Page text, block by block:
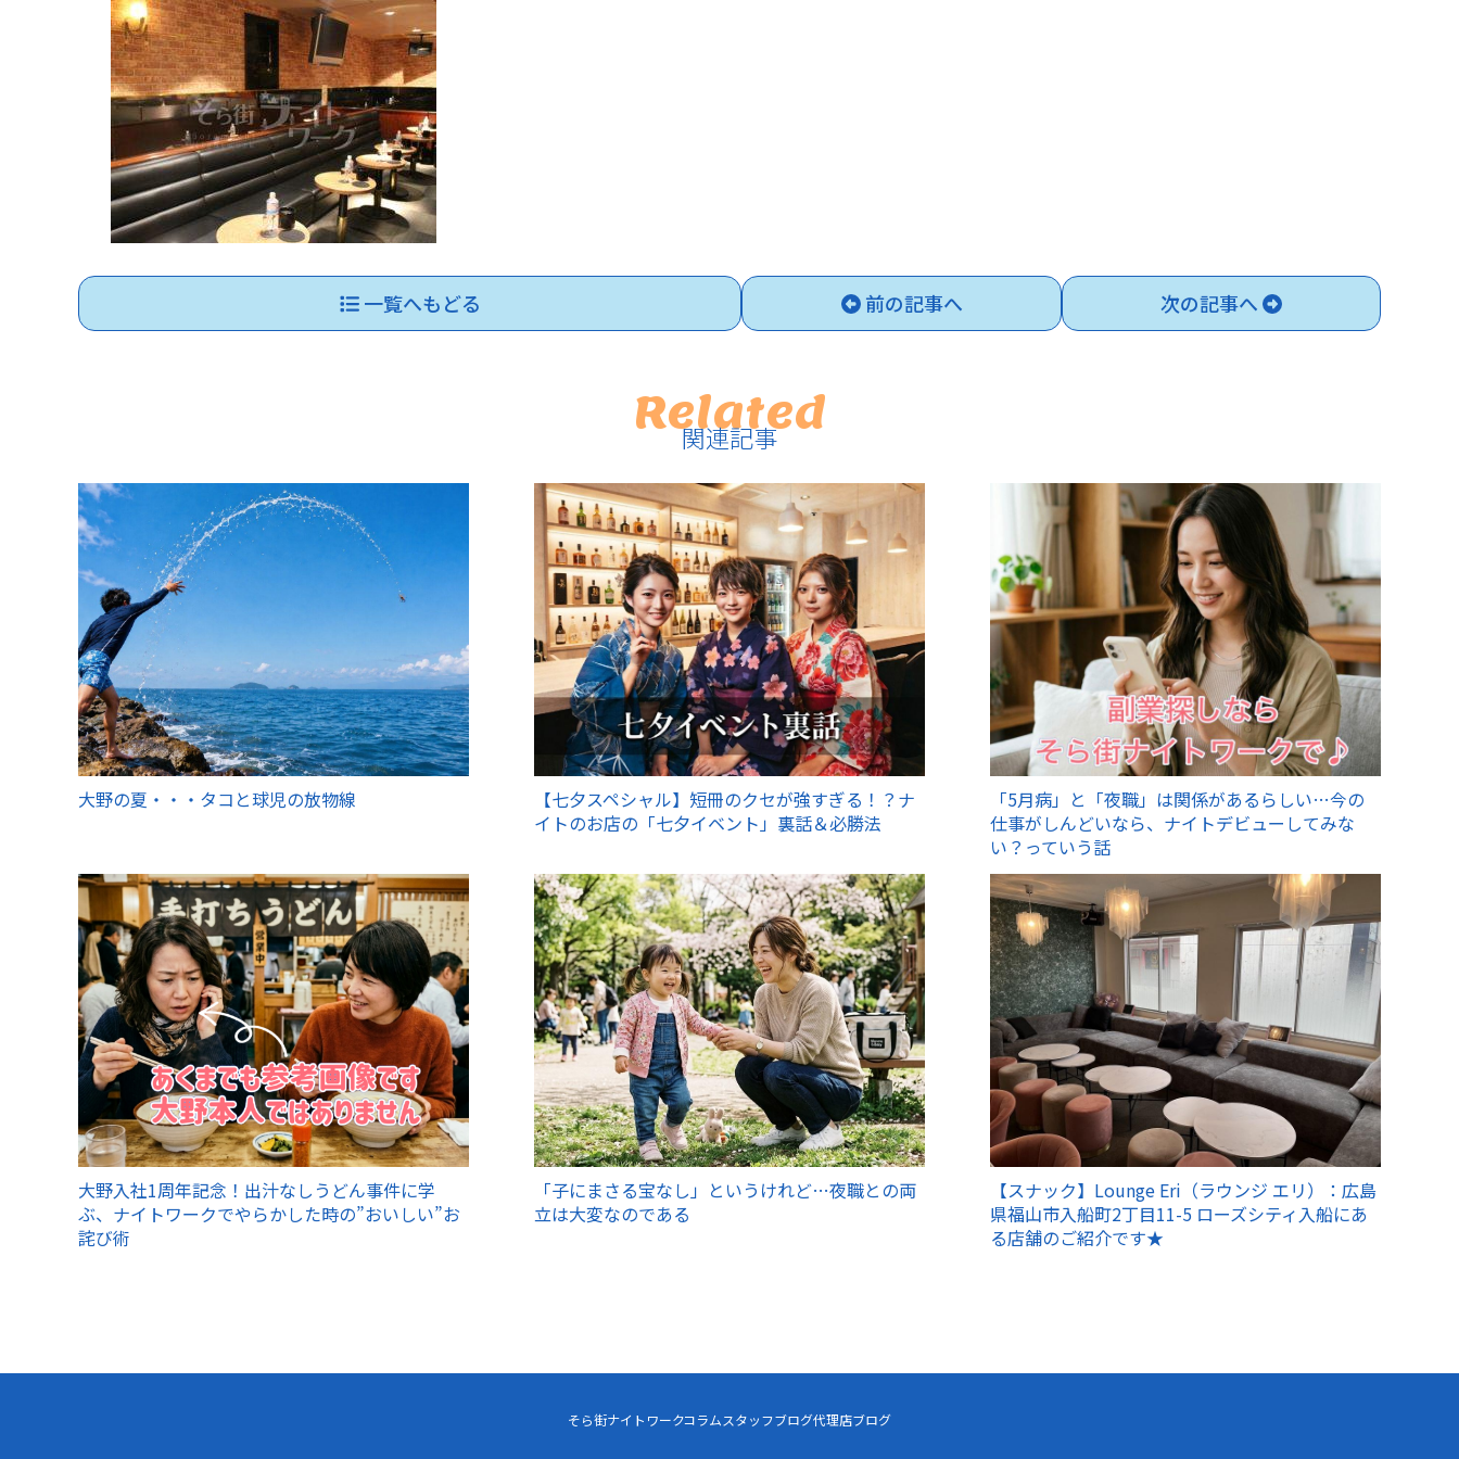
一覧へもどる 前の記事へ 次の記事へ
Related
関連記事
大野の夏・・・タコと球児の放物線
【七夕スペシャル】短冊のクセが強すぎる！？ナ
イトのお店の「七夕イベント」裏話＆必勝法
「5月病」と「夜職」は関係があるらしい…今の
仕事がしんどいなら、ナイトデビューしてみな
い？っていう話
大野入社1周年記念！出汁なしうどん事件に学
ぶ、ナイトワークでやらかした時の”おいしい”お
詫び術
「子にまさる宝なし」というけれど…夜職との両
立は大変なのである
【スナック】Lounge Eri（ラウンジ エリ）：広島
県福山市入船町2丁目11-5 ローズシティ入船にあ
る店舗のご紹介です★
そら街ナイトワークコラムスタッフブログ代理店ブログ